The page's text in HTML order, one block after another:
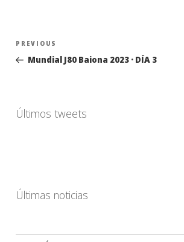
Navegación
entradas
Previous
Post
PREVIOUS
Mundial J80 Baiona 2023 · DÍA 3
Últimos tweets
Últimas noticias